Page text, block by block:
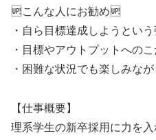
🆙こんな人にお勧め🆙
・自ら目標達成しようとい
・目標やアウトプットへの
・困難な状況でも楽しみな
【仕事概要】
理系学生の新卒採用に力を